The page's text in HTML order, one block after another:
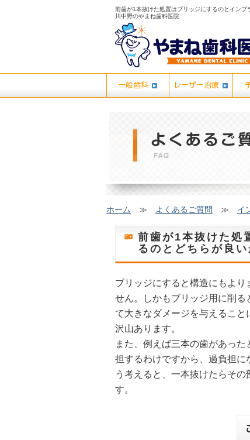
前歯が1本抜けた処置はブリッジにするのとイン
川中野のやまね歯科医院
一般歯科 レーザー治療
ホーム ≫ よくあるご質問 ≫ イ
前歯が1本抜けた処
るのとどちらが良い
ブリッジにすると構造にもよ
せん。しかもブリッジ用に削
て大きなダメージを与えるこ
沢山あります。
また、例えば三本の歯があっ
担するわけですから、過負担
う考えると、一本抜けたらそ
す。